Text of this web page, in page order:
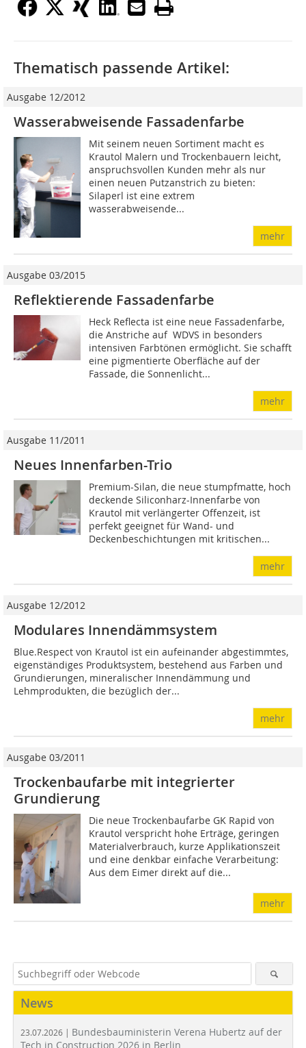
Thematisch passende Artikel:
Ausgabe 12/2012
Wasserabweisende Fassadenfarbe
Mit seinem neuen Sortiment macht es
Krautol Malern und Trockenbauern leicht,
anspruchsvollen Kunden mehr als nur
einen neuen Putzanstrich zu bieten:
Silaperl ist eine extrem
wasserabweisende...
mehr
Ausgabe 03/2015
Reflektierende Fassadenfarbe
Heck Reflecta ist eine neue Fassadenfarbe,
die Anstriche auf WDVS in besonders
intensiven Farbtönen ermöglicht. Sie schafft
eine pigmentierte Oberfläche auf der
Fassade, die Sonnenlicht...
mehr
Ausgabe 11/2011
Neues Innenfar­ben-Trio
Premium-Silan, die neue stumpfmatte, hoch
deckende Siliconharz-Innenfarbe von
Krautol mit verlängerter Offenzeit, ist
perfekt geeignet für Wand- und
Deckenbeschichtungen mit kritischen...
mehr
Ausgabe 12/2012
Modulares Innendämmsystem
Blue.Respect von Krautol ist ein aufeinander abgestimmtes,
eigenständiges Produktsystem, bestehend aus Farben und
Grundierungen, mineralischer Innendämmung und
Lehmprodukten, die bezüglich der...
mehr
Ausgabe 03/2011
Trockenbaufarbe mit integrierter
Grundierung
Die neue Trockenbaufarbe GK Rapid von
Krautol verspricht hohe Erträge, geringen
Materialverbrauch, kurze Applikationszeit
und eine denkbar einfache Verarbeitung:
Aus dem Eimer direkt auf die...
mehr
News
23.07.2026 | Bundesbauministerin Verena Hubertz auf der
Tech in Construction 2026 in Berlin